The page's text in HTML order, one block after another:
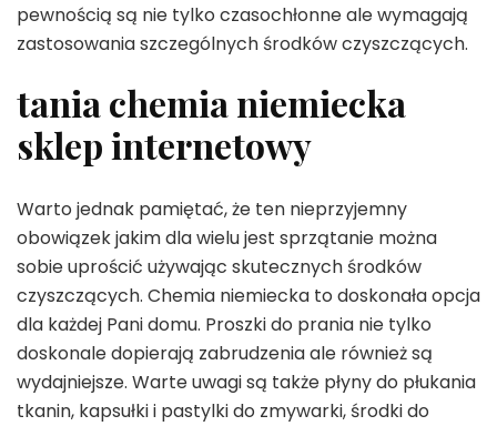
pewnością są nie tylko czasochłonne ale wymagają
zastosowania szczególnych środków czyszczących.
tania chemia niemiecka
sklep internetowy
Warto jednak pamiętać, że ten nieprzyjemny
obowiązek jakim dla wielu jest sprzątanie można
sobie uprościć używając skutecznych środków
czyszczących. Chemia niemiecka to doskonała opcja
dla każdej Pani domu. Proszki do prania nie tylko
doskonale dopierają zabrudzenia ale również są
wydajniejsze. Warte uwagi są także płyny do płukania
tkanin, kapsułki i pastylki do zmywarki, środki do